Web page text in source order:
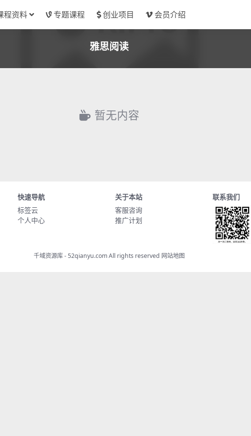
程资料 专题课程 创业项目 会员介绍
雅思阅读
暂无内容
快速导航
标签云
个人中心
关于本站
客服咨询
推广计划
联系我们
千域资源库 - 52qianyu.com All rights reserved 网站地图